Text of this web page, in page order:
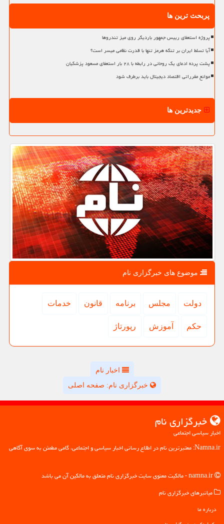
پربحث ترین ها
پروژه استعفای رییس جمهور باردیگر روی میز تندروها
آیا تسلط ایران بر تنگه هرمز تنها با قدرت نظامی میسر است؟
پشت پرده ادعای یک روحانی در رابطه با ۲۸ بار استعفای مسعود پزشکیان
موانع مقرراتی اقتصاد دیجیتال باید برطرف شود
جدیدترین ها
موضوع های خبرگزاری نام
دولت مجلس برنامه قانون خدمات
حكم آموزش رپورتاژ
اخبار نام
خبرگزاری نام: صفحه اصلی
خبرگزاری نام
اخبار سیاسی اجتماعی
Namna.ir: معتبرترین نام در اطلاع رسانی اخبار سیاسی و اجتماعی، گامی مطمئن به سوی آگاهی
میانبرهای خبرگزاری نام
درباره ما